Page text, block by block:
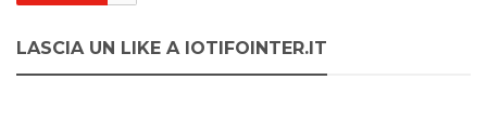
LASCIA UN LIKE A IOTIFOINTER.IT